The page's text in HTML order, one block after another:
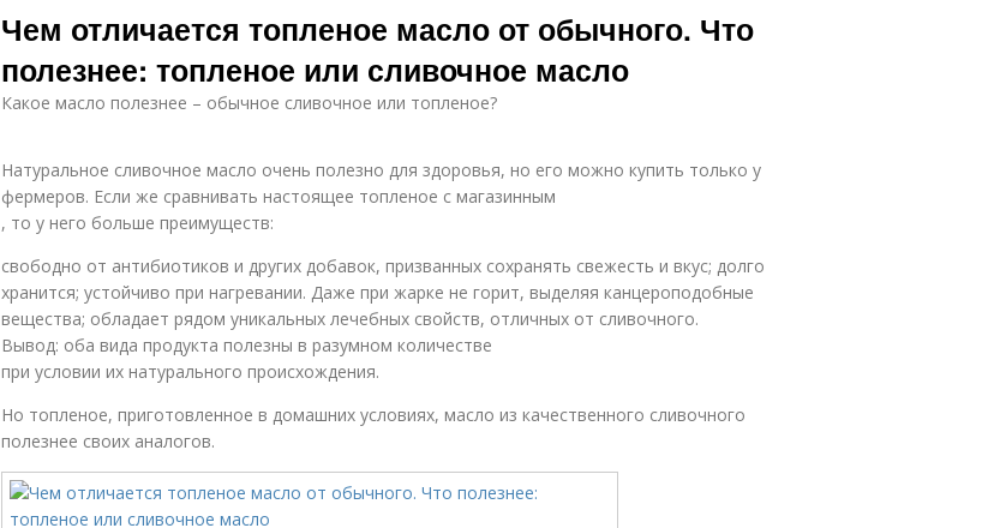
Чем отличается топленое масло от обычного. Что
полезнее: топленое или сливочное масло
Какое масло полезнее – обычное сливочное или топленое?
Натуральное сливочное масло очень полезно для здоровья, но его можно купить только у
фермеров. Если же сравнивать настоящее топленое с магазинным
, то у него больше преимуществ:
свободно от антибиотиков и других добавок, призванных сохранять свежесть и вкус; долго
хранится; устойчиво при нагревании. Даже при жарке не горит, выделяя канцероподобные
вещества; обладает рядом уникальных лечебных свойств, отличных от сливочного.
Вывод: оба вида продукта полезны в разумном количестве
при условии их натурального происхождения.
Но топленое, приготовленное в домашних условиях, масло из качественного сливочного
полезнее своих аналогов.